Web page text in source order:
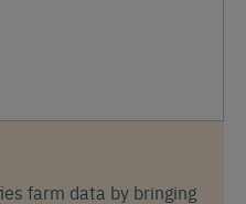
farm data by bringing